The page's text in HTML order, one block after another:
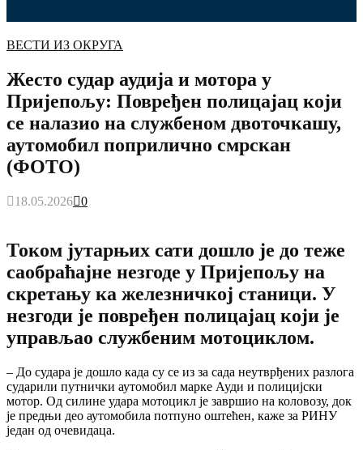
ВЕСТИ ИЗ ОКРУГА
Жесто судар аудија и мотора у
Пријепољу: Повређен полицајац који
се налазио на службеном двоточкашу,
аутомобил поприлично смрскан
(ФОТО)
18.05.2026 0
Током јутарњих сати дошло је до теже
саобраћајне незгоде у Пријепољу на
скретању ка железничкој станици. У
незгоди је повређен полицајац који је
управљао службеним мотоциклом.
– До судара је дошло када су се из за сада неутврђених разлога
сударили путнички аутомобил марке Ауди и полицијски
мотор. Од силине удара мотоцикл је завршио на коловозу, док
је предњи део аутомобила потпуно оштећен, каже за РИНУ
један од очевидаца.